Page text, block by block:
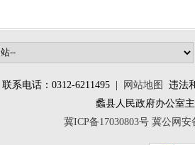
系电话：0312-6211495 | 网站地图
违法
蠡县人民政府办公
冀ICP备17030803号 冀公网安